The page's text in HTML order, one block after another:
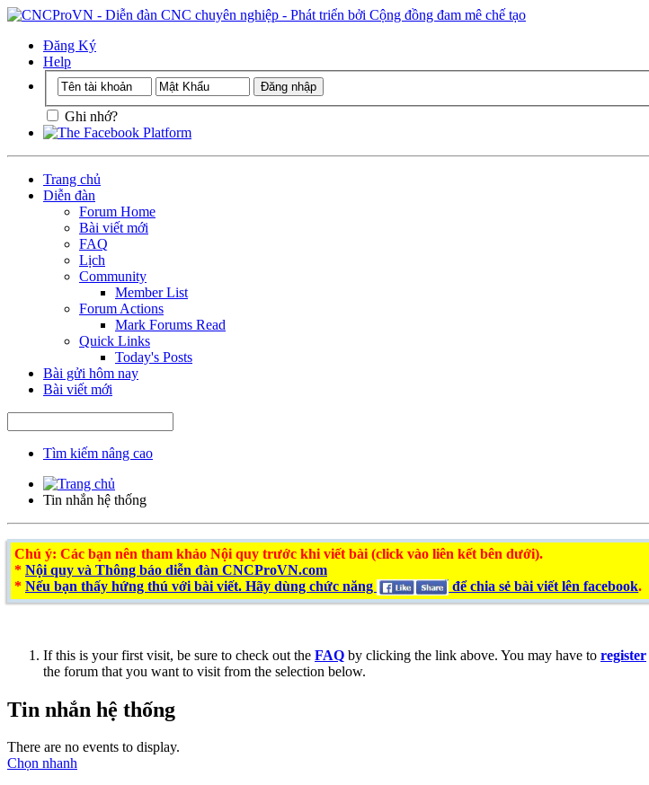
Đăng Ký
Help
Ghi nhớ?
Trang chủ
Diễn đàn
Forum Home
Bài viết mới
FAQ
Lịch
Community
Member List
Forum Actions
Mark Forums Read
Quick Links
Today's Posts
Bài gửi hôm nay
Bài viết mới
Tìm kiếm nâng cao
Tin nhắn hệ thống
Chú ý: Các bạn nên tham khảo Nội quy trước khi viết bài (click vào liên kết bên dưới).
* Nội quy và Thông báo diễn đàn CNCProVN.com
* Nếu bạn thấy hứng thú với bài viết. Hãy dùng chức năng để chia sẻ bài viết lên facebook.
If this is your first visit, be sure to check out the FAQ by clicking the link above. You may have to register
the forum that you want to visit from the selection below.
Tin nhắn hệ thống
There are no events to display.
Chọn nhanh